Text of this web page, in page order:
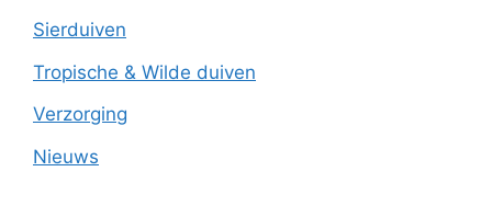
Sierduiven
Tropische & Wilde duiven
Verzorging
Nieuws